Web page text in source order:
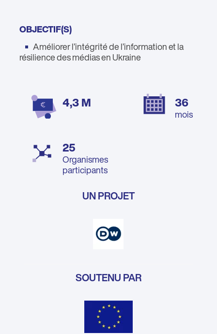
OBJECTIF(S)
Améliorer l’intégrité de l’information et la
résilience des médias en Ukraine
4,3 M 36
mois
25
Organismes
participants
UN PROJET
SOUTENU PAR